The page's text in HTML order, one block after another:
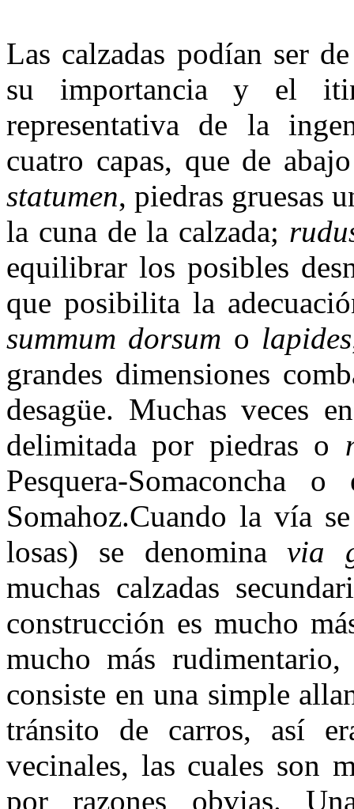
Las calzadas podían ser
su importancia y el
representativa de la
cuatro capas, que de
statumen, piedras gruesas
la cuna de la calzada;
equilibrar los posibles
que posibilita la
summum dorsum o lapides
grandes dimensiones
desagüe. Muchas veces
delimitada por piedras o
Pesquera-
Somahoz.Cuando la vía
losas) se denominavia
muchas calzadas
construcción es mucho
mucho más
consiste en una simple
tránsito de carros, así
vecinales, las cuales son
por razones obvias.